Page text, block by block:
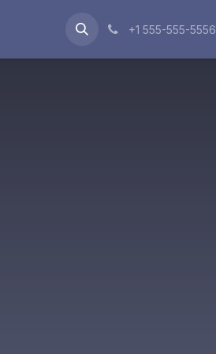
+1 555-555-5556